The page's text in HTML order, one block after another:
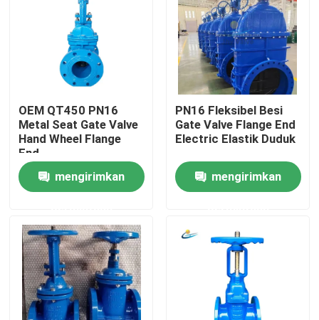
Produk
Video
Tentang kami
Tur Pabrik
Kontrol kualitas
OEM QT450 PN16
Metal Seat Gate Valve
Hand Wheel Flange
End
mengirimkan
PN16 Fleksibel Besi
Gate Valve Flange End
Electric Elastik Duduk
mengirimkan